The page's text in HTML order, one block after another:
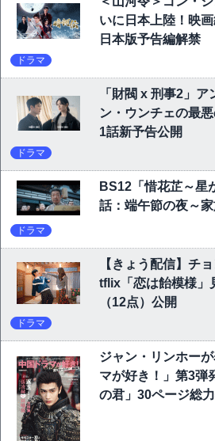
いに日本上陸！映
日本版予告編解禁
ドラマ
「財閥 x 刑事2」
ン・ウンチェの最
1話新予告公開
ドラマ
BS12「惜花芷～星
話：端午節の夜～
ドラマ
【きょう配信】チ
tflix「恋は飴模様」
（12点）公開
ドラマ
ジャン・リンホー
マが好き！」第3
の君」30ページ総